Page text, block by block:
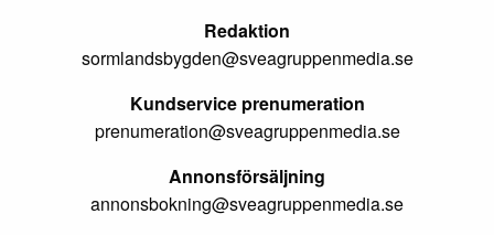
Redaktion
sormlandsbygden@sveagruppenmedia.se
Kundservice prenumeration
prenumeration@sveagruppenmedia.se
Annonsförsäljning
annonsbokning@sveagruppenmedia.se